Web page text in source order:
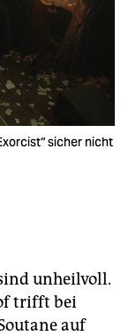
sicher nicht
unheilvoll.
trifft bei
auf